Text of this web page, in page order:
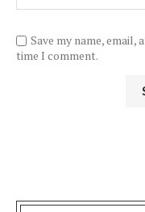
Save my name,
time I comment.